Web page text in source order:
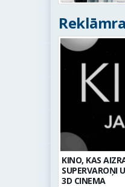
KINO, KAS
SUPERVAROŅI
3D CINEMA